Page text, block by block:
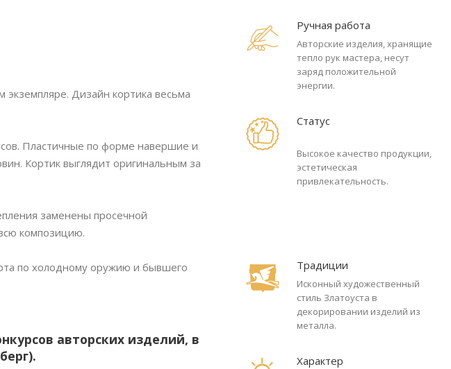
Ручная работа
Авторские изделия, хранящие
тепло рук мастера, несут
заряд положительной
энергии.
Статус
Высокое качество продукции,
эстетическая
привлекательность.
Традиции
Исконный художественный
стиль Златоуста в
декорировании изделий из
металла.
Характер
Дизайн кортика весьма
Пластичные по форме навершие и
Кортик выглядит оригинальным за
заменены просечной
композицию.
по холодному оружию и бывшего
авторских изделий, в